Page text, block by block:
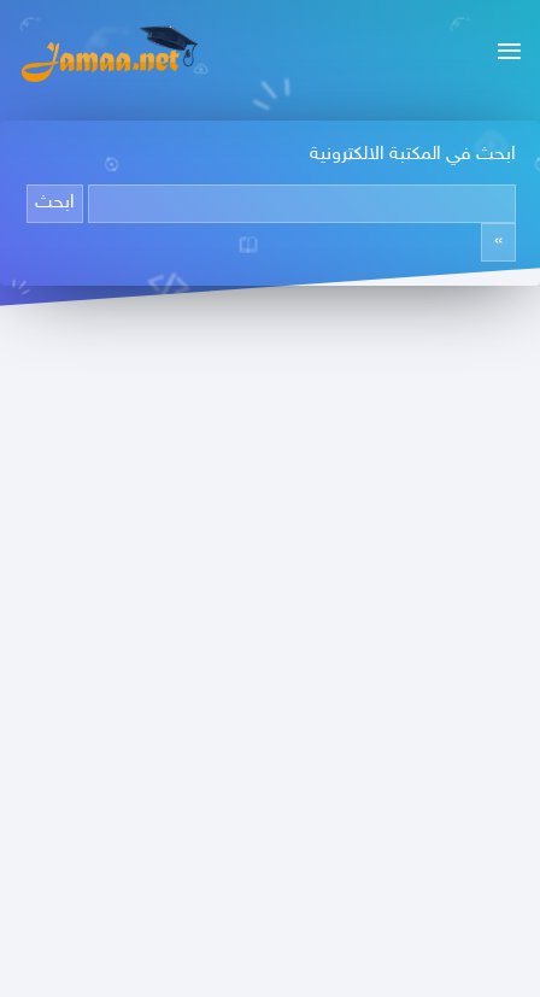
ابحث في المكتبة الالكترونية